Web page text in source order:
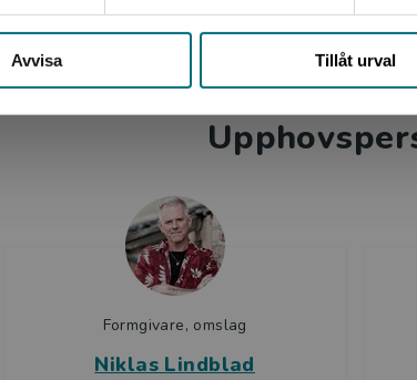
Avvisa Tillåt urval
för den läsovane. Det kan vara svårt att
Skolbussen kämpar med.
av Per Berg:
i dataspelsmiljö. Det är bra driv i texten
Formgivare, omslag
Niklas Lindblad